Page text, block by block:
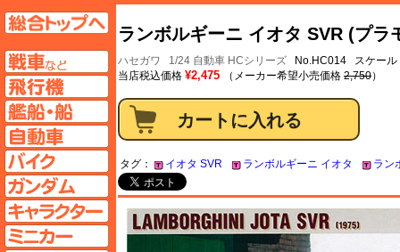
ランボルギーニ イオタ SVR (プラ
ハセガワ 1/24 自動車 HCシリーズ No.HC014 スケール
当店税込価格 ¥2,475 （メーカー希望小売価格 2,750）
タグ： イオタ SVR ランボルギーニ イオタ ラン
AFV
飛行機ページへ
艦船ページへ
自動車ページへ
バイクページへ
ガンダムページへ
キャラクターページへ
ミニカーページへ